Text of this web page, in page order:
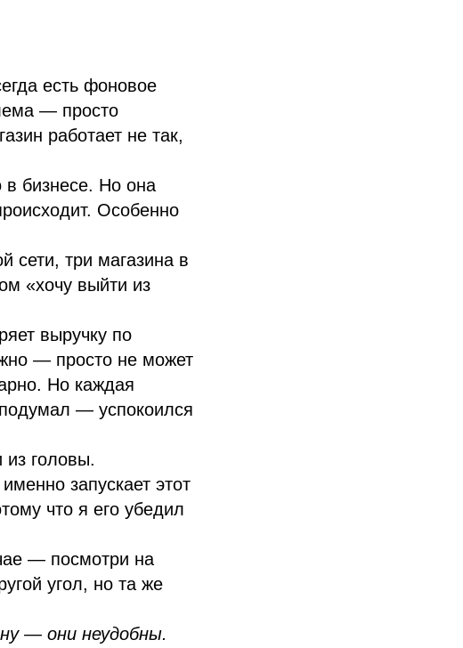
есть фоновое
— просто
работает не так,
в бизнесе. Но она
Особенно
сети, три магазина в
«хочу выйти из
выручку по
— просто не может
Но каждая
— успокоился
головы.
запускает этот
что я его убедил
— посмотри на
угол, но та же
— они неудобны.